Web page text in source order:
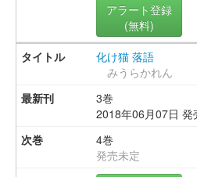
アラート登録
(無料)
化け猫 落語
みうらかれん
3巻
2018年06月07日 発
4巻
発売未定